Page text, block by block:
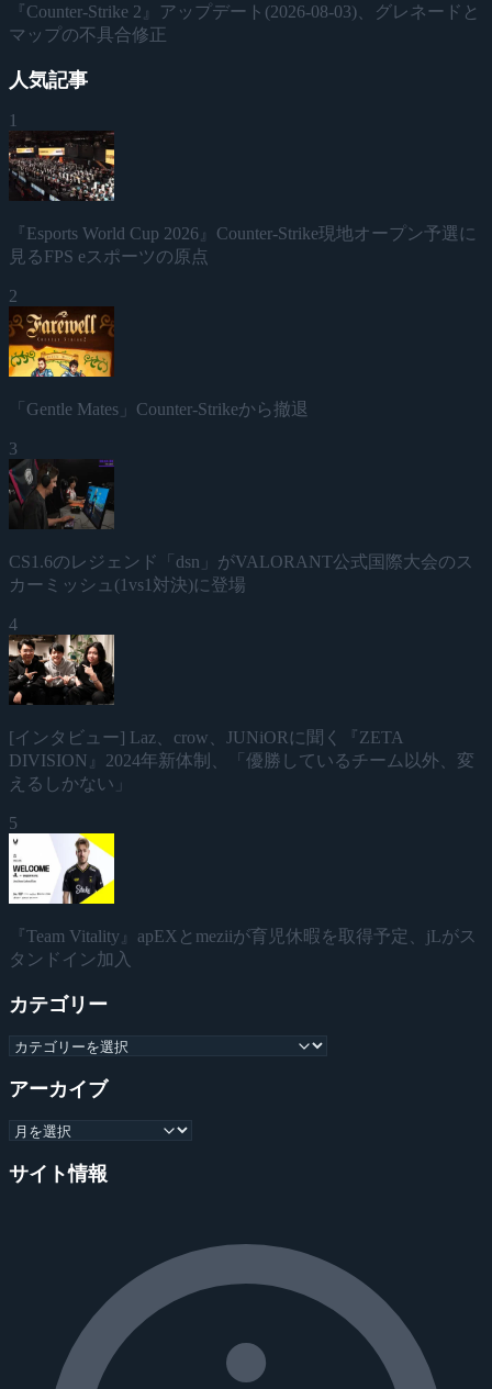
『Counter-Strike 2』アップデート(2026-08-03)、グレネードと
マップの不具合修正
人気記事
1
『Esports World Cup 2026』Counter-Strike現地オープン予選に
見るFPS eスポーツの原点
2
「Gentle Mates」Counter-Strikeから撤退
3
CS1.6のレジェンド「dsn」がVALORANT公式国際大会のス
カーミッシュ(1vs1対決)に登場
4
[インタビュー] Laz、crow、JUNiORに聞く『ZETA
DIVISION』2024年新体制、「優勝しているチーム以外、変
えるしかない」
5
『Team Vitality』apEXとmeziiが育児休暇を取得予定、jLがス
タンドイン加入
カテゴリー
アーカイブ
サイト情報